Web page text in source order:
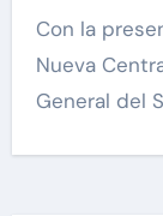
Con la presencia del presidente colegiado de la
Nueva
General del